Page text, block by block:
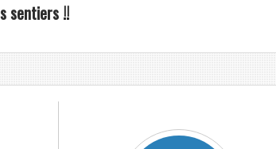
sentiers !!